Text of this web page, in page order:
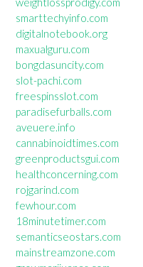
smarttechyinfo.com
digitalnotebook.org
maxualguru.com
bongdasuncity.com
slot-pachi.com
freespinsslot.com
paradisefurballs.com
aveuere.info
cannabinoidtimes.com
greenproductsgui.com
healthconcerning.com
rojgarind.com
fewhour.com
18minutetimer.com
semanticseostars.com
mainstreamzone.com